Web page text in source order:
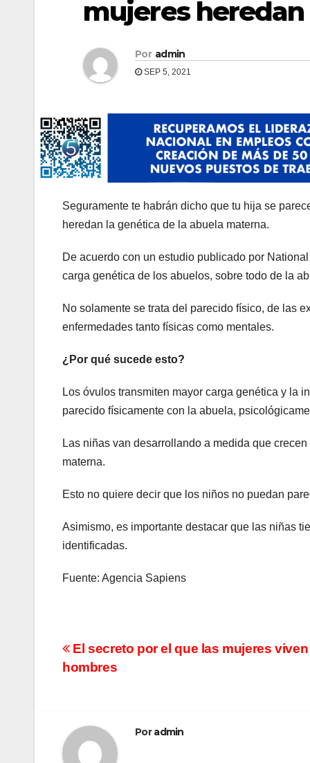
mujeres
Por admin
SEP 5, 2021
Seguramente te habrán dicho que tu hija se
heredan la genética de la abuela materna.
De acuerdo con un estudio publicado por
carga genética de los abuelos, sobre todo de la
No solamente se trata del parecido físico, de las
enfermedades tanto físicas como mentales.
¿Por qué sucede esto?
Los óvulos transmiten mayor carga genética y la
parecido físicamente con la abuela,
Las niñas van desarrollando a medida que
materna.
Esto no quiere decir que los niños no puedan
Asimismo, es importante destacar que las niñas
identificadas.
Fuente: Agencia Sapiens
Navegación
El secreto por el que las mujeres
hombres
Poradmin